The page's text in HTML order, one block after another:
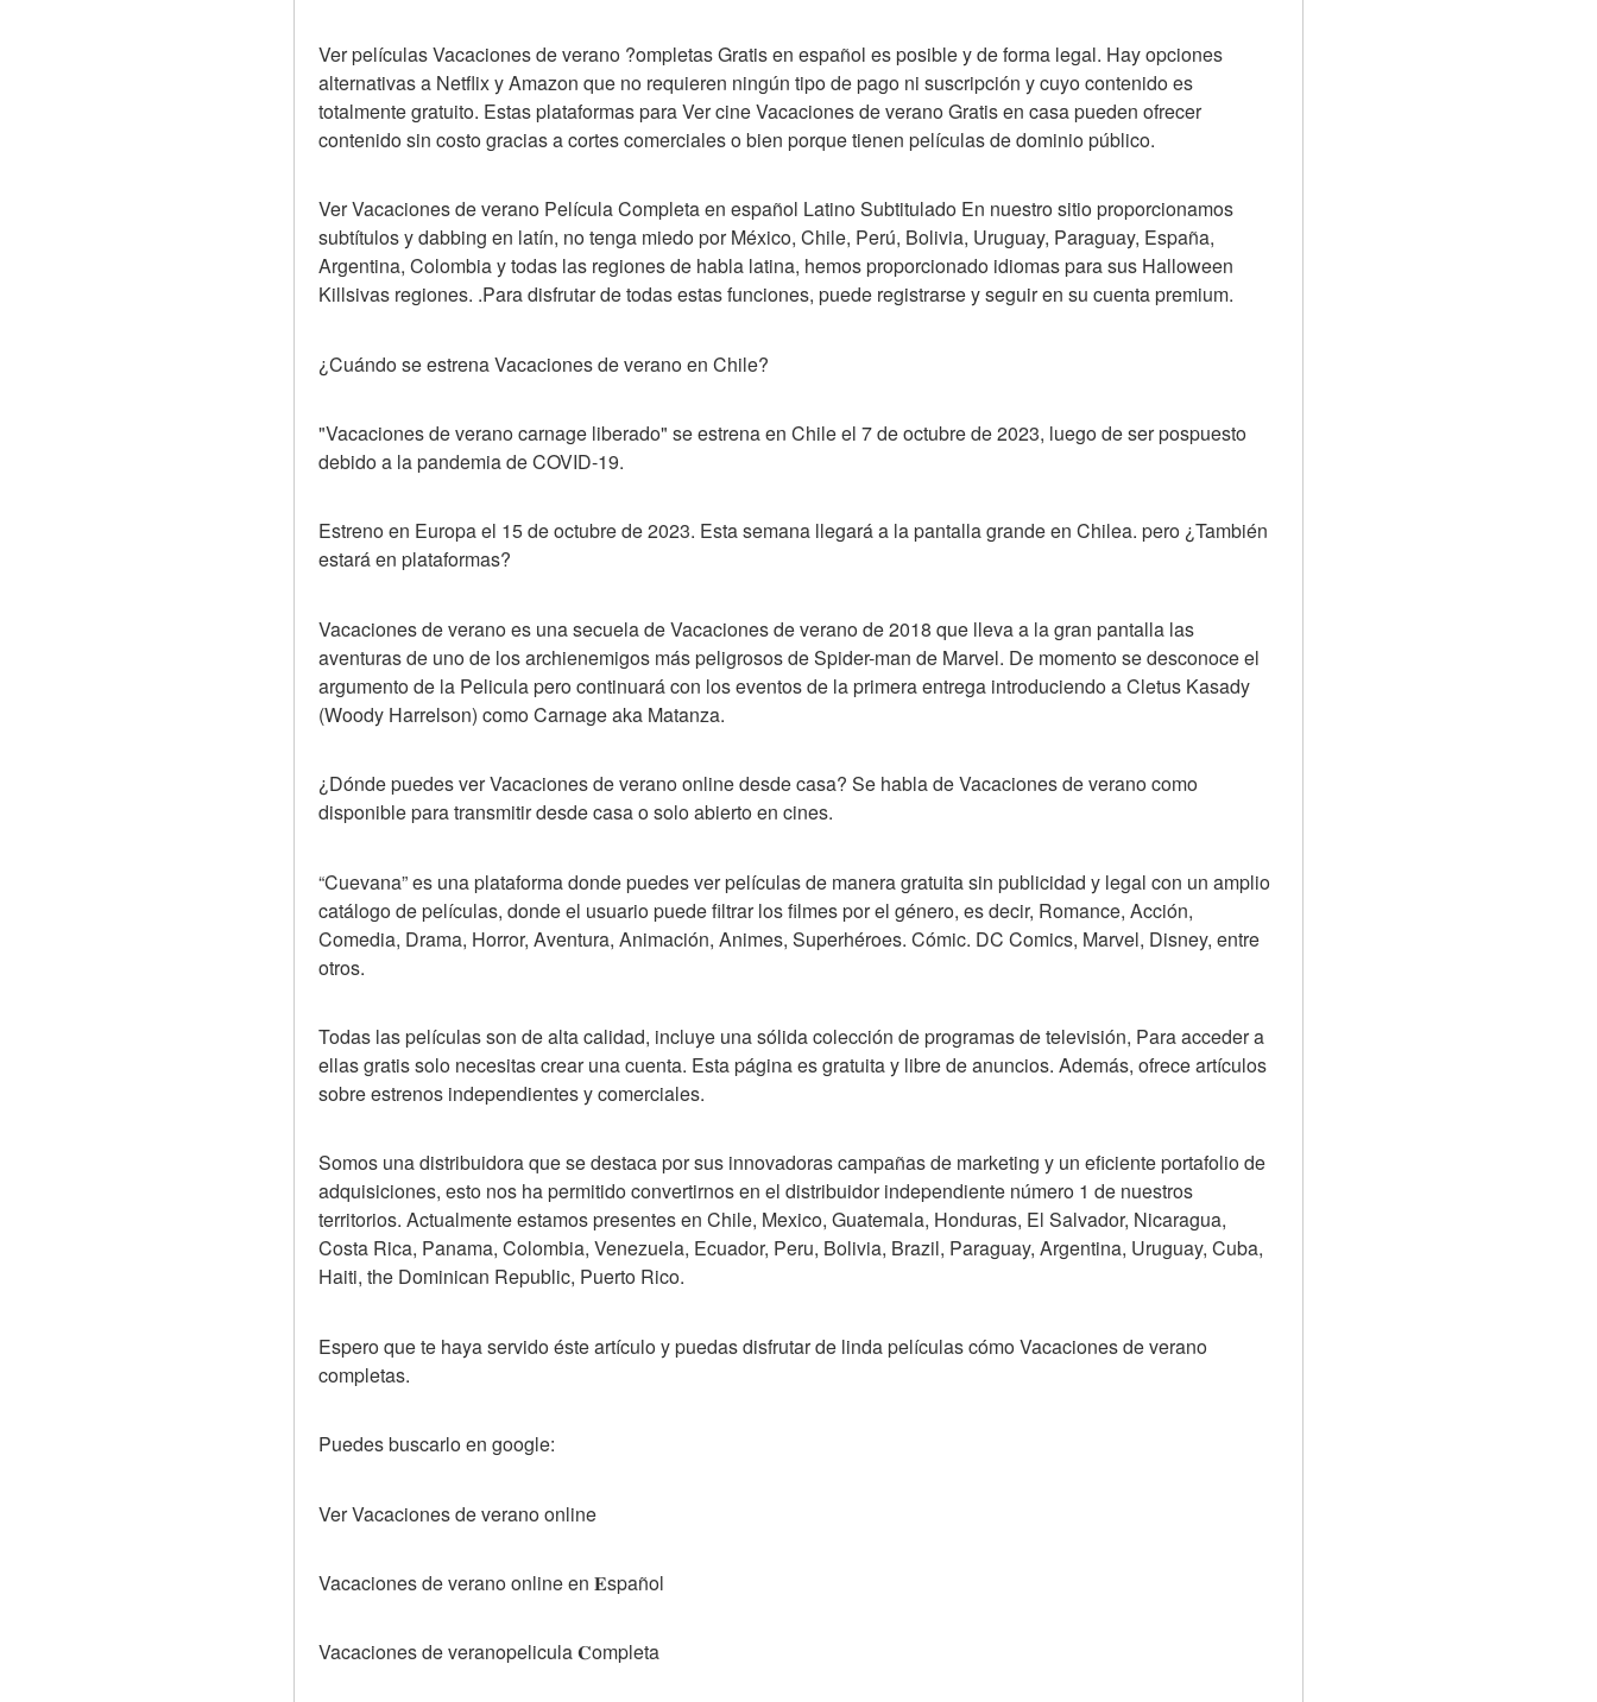
Ver películas Vacaciones de verano ?ompletas Gratis en español es posible y de forma legal. Hay opciones
alternativas a Netflix y Amazon que no requieren ningún tipo de pago ni suscripción y cuyo contenido es
totalmente gratuito. Estas plataformas para Ver cine Vacaciones de verano Gratis en casa pueden ofrecer
contenido sin costo gracias a cortes comerciales o bien porque tienen películas de dominio público.
Ver Vacaciones de verano Película Completa en español Latino Subtitulado En nuestro sitio proporcionamos
subtítulos y dabbing en latín, no tenga miedo por México, Chile, Perú, Bolivia, Uruguay, Paraguay, España,
Argentina, Colombia y todas las regiones de habla latina, hemos proporcionado idiomas para sus Halloween
Killsivas regiones. .Para disfrutar de todas estas funciones, puede registrarse y seguir en su cuenta premium.
¿Cuándo se estrena Vacaciones de verano en Chile?
"Vacaciones de verano carnage liberado" se estrena en Chile el 7 de octubre de 2023, luego de ser pospuesto
debido a la pandemia de COVID-19.
Estreno en Europa el 15 de octubre de 2023. Esta semana llegará a la pantalla grande en Chilea. pero ¿También
estará en plataformas?
Vacaciones de verano es una secuela de Vacaciones de verano de 2018 que lleva a la gran pantalla las
aventuras de uno de los archienemigos más peligrosos de Spider-man de Marvel. De momento se desconoce el
argumento de la Pelicula pero continuará con los eventos de la primera entrega introduciendo a Cletus Kasady
(Woody Harrelson) como Carnage aka Matanza.
¿Dónde puedes ver Vacaciones de verano online desde casa? Se habla de Vacaciones de verano como
disponible para transmitir desde casa o solo abierto en cines.
“Cuevana” es una plataforma donde puedes ver películas de manera gratuita sin publicidad y legal con un amplio
catálogo de películas, donde el usuario puede filtrar los filmes por el género, es decir, Romance, Acción,
Comedia, Drama, Horror, Aventura, Animación, Animes, Superhéroes. Cómic. DC Comics, Marvel, Disney, entre
otros.
Todas las películas son de alta calidad, incluye una sólida colección de programas de televisión, Para acceder a
ellas gratis solo necesitas crear una cuenta. Esta página es gratuita y libre de anuncios. Además, ofrece artículos
sobre estrenos independientes y comerciales.
Somos una distribuidora que se destaca por sus innovadoras campañas de marketing y un eficiente portafolio de
adquisiciones, esto nos ha permitido convertirnos en el distribuidor independiente número 1 de nuestros
territorios. Actualmente estamos presentes en Chile, Mexico, Guatemala, Honduras, El Salvador, Nicaragua,
Costa Rica, Panama, Colombia, Venezuela, Ecuador, Peru, Bolivia, Brazil, Paraguay, Argentina, Uruguay, Cuba,
Haiti, the Dominican Republic, Puerto Rico.
Espero que te haya servido éste artículo y puedas disfrutar de linda películas cómo Vacaciones de verano
completas.
Puedes buscarlo en google:
Ver Vacaciones de verano online
Vacaciones de verano online en 𝐄spañol
Vacaciones de veranopelicula 𝐂ompleta